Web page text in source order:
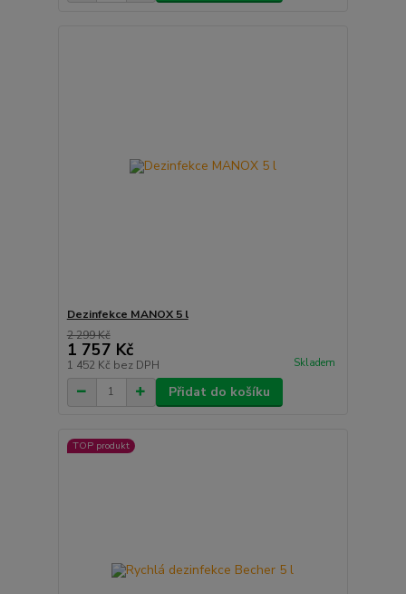
Dezinfekce MANOX 5 l
2 299 Kč
1 757 Kč
1 452 Kč bez DPH Skladem
Přidat do košíku
TOP produkt